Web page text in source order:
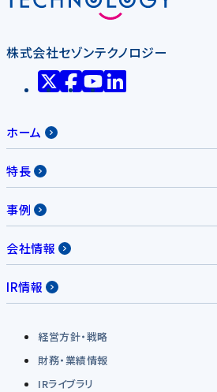
株式会社セゾンテクノロジー
ホーム
特長
事例
会社情報
IR情報
経営方針・戦略
財務・業績情報
IRライブラリ